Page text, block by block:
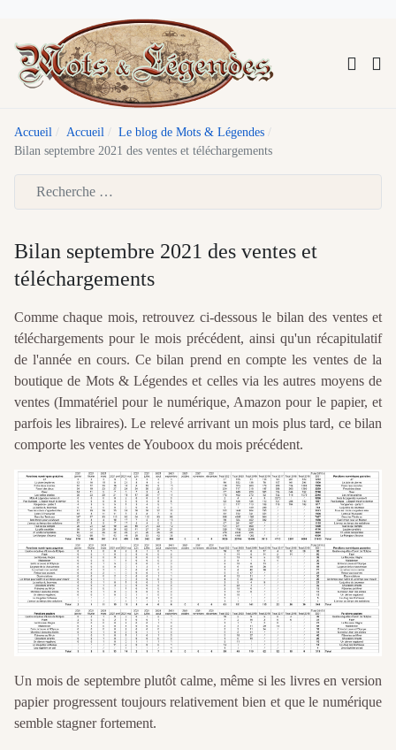
Accueil Accueil
Le blog de Mots & Légendes
Bilan septembre 2021 des ventes et téléchargements
Bilan septembre 2021 des ventes et
téléchargements
Comme chaque mois, retrouvez ci-dessous le bilan des ventes et
téléchargements pour le mois précédent, ainsi qu'un récapitulatif
de l'année en cours. Ce bilan prend en compte les ventes de la
boutique de Mots & Légendes et celles via les autres moyens de
ventes (Immatériel pour le numérique, Amazon pour le papier, et
parfois les libraires). Le relevé arrivant un mois plus tard, ce bilan
comporte les ventes de Youboox du mois précédent.
Un mois de septembre plutôt calme, même si les livres en version
papier progressent toujours relativement bien et que le numérique
semble stagner fortement.